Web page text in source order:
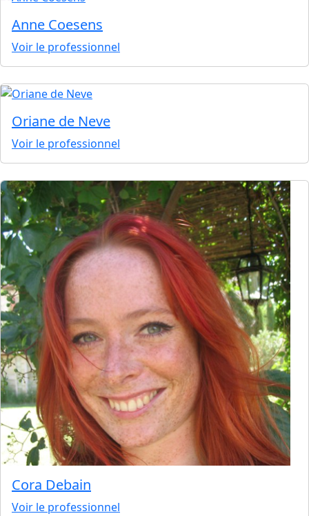
Anne Coesens
Voir le professionnel
Oriane de Neve
Voir le professionnel
Cora Debain
Voir le professionnel